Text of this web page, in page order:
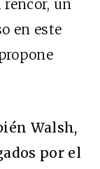
un
en este
Walsh,
por el